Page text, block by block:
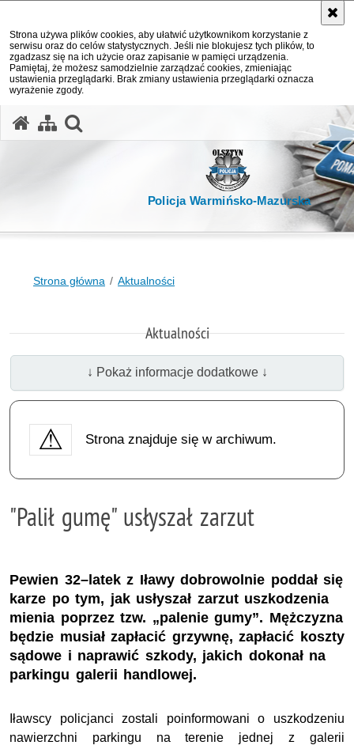
Strona używa plików cookies, aby ułatwić użytkownikom korzystanie z
serwisu oraz do celów statystycznych. Jeśli nie blokujesz tych plików, to
zgadzasz się na ich użycie oraz zapisanie w pamięci urządzenia.
Pamiętaj, że możesz samodzielnie zarządzać cookies, zmieniając
ustawienia przeglądarki. Brak zmiany ustawienia przeglądarki oznacza
wyrażenie zgody.
Policja Warmińsko-Mazurska
Strona główna Aktualności
Aktualności
↓ Pokaż informacje dodatkowe ↓
Strona znajduje się w archiwum.
"Palił gumę" usłyszał zarzut
Pewien 32–latek z Iławy dobrowolnie poddał się
karze po tym, jak usłyszał zarzut uszkodzenia
mienia poprzez tzw. „palenie gumy”. Mężczyzna
będzie musiał zapłacić grzywnę, zapłacić koszty
sądowe i naprawić szkody, jakich dokonał na
parkingu galerii handlowej.
Iławscy policjanci zostali poinformowani o uszkodzeniu
nawierzchni parkingu na terenie jednej z galerii